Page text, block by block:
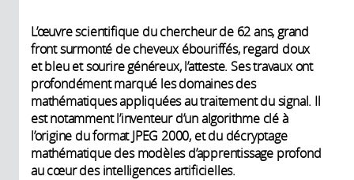
L’œuvre scientifique du chercheur de 62 ans, grand
front surmonté de cheveux ébouriffés, regard doux
et bleu et sourire généreux, l’atteste. Ses travaux ont
profondément marqué les domaines des
mathématiques appliquées au traitement du signal. Il
est notamment l’inventeur d’un algorithme clé à
l’origine du format JPEG 2000, et du décryptage
mathématique des modèles d’apprentissage profond
au cœur des intelligences artificielles.